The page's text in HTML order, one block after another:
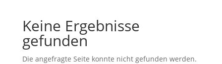
Keine Ergebnisse
gefunden
Die angefragte Seite konnte nicht gefunden werden.